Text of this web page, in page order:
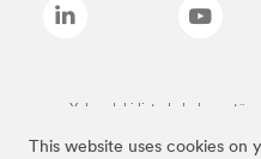
This website uses cookies on
Yukarıdaki listede bulunan